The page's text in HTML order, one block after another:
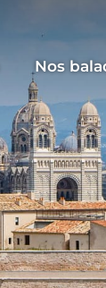
Nos